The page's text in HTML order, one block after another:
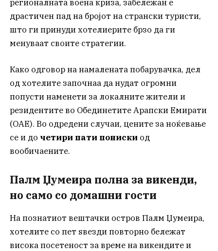
регионалната воена криза, забележан е
драстичен пад на бројот на странски туристи,
што ги принуди хотелиерите брзо да ги
менуваат своите стратегии.
Како одговор на намалената побарувачка, дел
од хотелите започнаа да нудат огромни
попусти наменети за локалните жители и
резидентите во Обединетите Арапски Емирати
(ОАЕ). Во одредени случаи, цените за ноќевање
се и до четири пати пониски од
вообичаените.
Палм Џумеира полна за викенди,
но само со домашни гости
На познатиот вештачки остров Палм Џумеира,
хотелите со пет ѕвезди повторно бележат
висока посетеност за време на викендите и